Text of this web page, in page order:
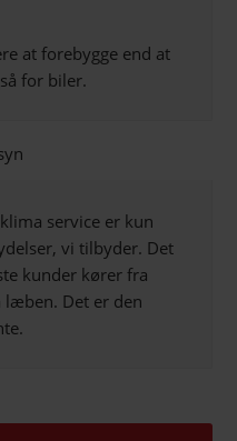
at forebygge end at
for biler.
service er kun
vi tilbyder. Det
kunder kører fra
Det er den